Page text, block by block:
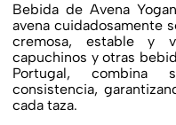
Bebida de Avena
avena cuidadosamente
cremosa, estable y
capuchinos y otras
Portugal, combina
consistencia,
cada taza.